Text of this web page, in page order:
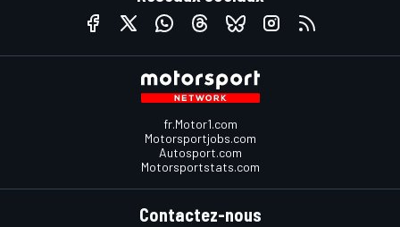
fr.Motor1.com
Motorsportjobs.com
Autosport.com
Motorsportstats.com
Contactez-nous